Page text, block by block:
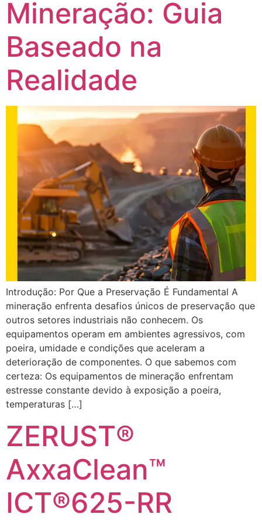
Mineração: Guia
Baseado na
Realidade
Introdução: Por Que a Preservação É Fundamental A
mineração enfrenta desafios únicos de preservação que
outros setores industriais não conhecem. Os
equipamentos operam em ambientes agressivos, com
poeira, umidade e condições que aceleram a
deterioração de componentes. O que sabemos com
certeza: Os equipamentos de mineração enfrentam
estresse constante devido à exposição a poeira,
temperaturas […]
ZERUST®
AxxaClean™
ICT®625-RR